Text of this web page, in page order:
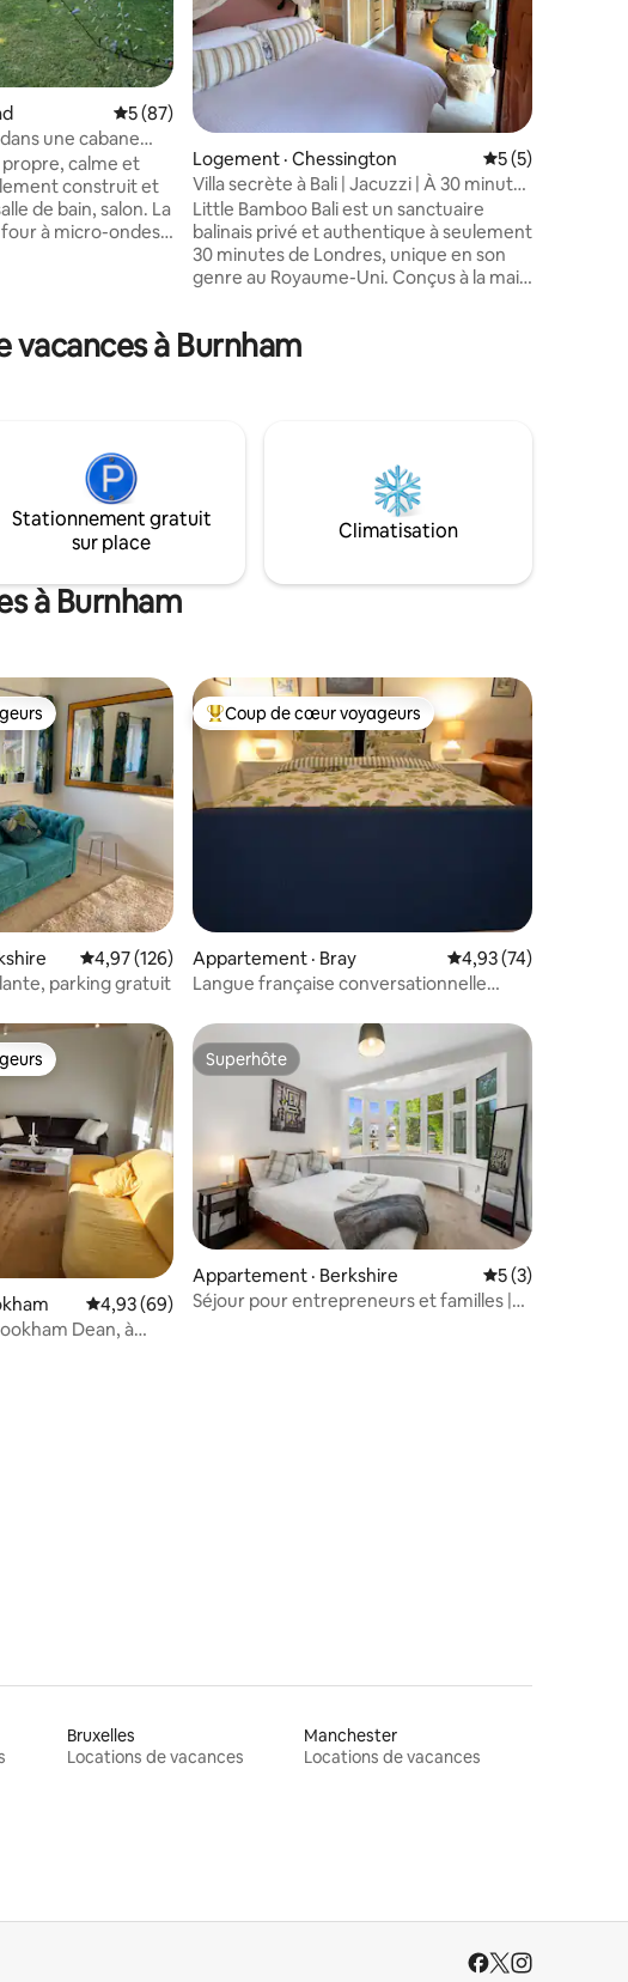
Note moyenne de 5 sur 5, 87 commentaires
5 (87)
une cabane
calme et
construit et
de bain, salon. La
à micro-ondes,
foyer. Proche
étoilés à
aux enfants.
Logement · Chessington Note moyenne
5 (5)
Villa secrète à Bali | Jacuzzi | À 30 minutes
de Londres
Little Bamboo Bali est un sanctuaire
balinais privé et authentique à seulement
30 minutes de Londres, unique en son
genre au Royaume-Uni. Conçus à la main
faire britannique raffiné, ses intérieurs
logement, prenez une douche sous du
calcaire balinais fabriqué à la main et
célébrez votre escapade avec une
bouteille de champagne gratuite 🥂 à
à Burnham
Stationnement gratuit
sur place
Climatisation
à Burnham
Note moyenne de 4,97 sur 5, 126 commentaires
4,97 (126)
parking gratuit
Coup de cœur voyageurs parmi les plus aimés
Coup de cœur voyageurs
Appartement · Bray Note moyenne de
4,93 (74)
Langue française conversationnelle
Note moyenne de 4,93 sur 5, 69 commentaires
4,93 (69)
Dean, à
Superhôte
Superhôte
Appartement · Berkshire Note moyenne
5 (3)
Séjour pour entrepreneurs et familles |
Bruxelles
Locations de vacances
Manchester
Locations de vacances